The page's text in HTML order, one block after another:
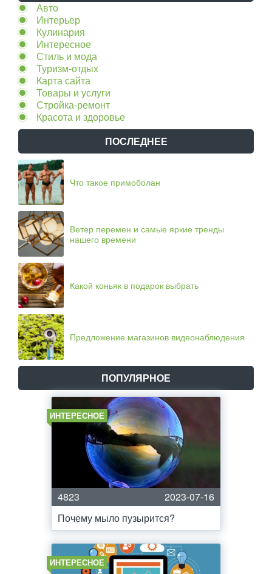
Авто
Интерьер
Кулинария
Интересное
Стиль и мода
Туризм-отдых
Карта сайта
Товары и услуги
Стройка-ремонт
Красота и здоровье
ПОСЛЕДНЕЕ
Что такое примоболан
Ветер перемен и самые яркие тренды
нашего времени
Какой коньяк в подарок выбрать
Предложение магазинов видеонаблюдения
ПОПУЛЯРНОЕ
ИНТЕРЕСНОЕ
4823
2023-07-16
Почему мыло пузырится?
ИНТЕРЕСНОЕ